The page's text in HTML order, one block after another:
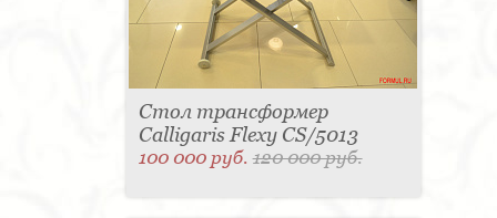
Стол трансформер
Calligaris Flexy CS/5013
100 000 руб.120 000 руб.